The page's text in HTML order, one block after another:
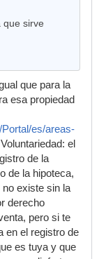
que sirve
que para la
esa propiedad
es/areas-
el
de la
de la hipoteca,
existe sin la
derecho
pero si te
en el registro de
es tuya y que